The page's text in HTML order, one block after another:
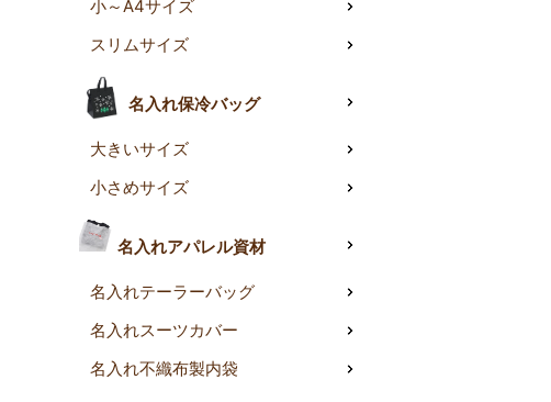
小～A4サイズ
スリムサイズ
名入れ保冷バッグ
大きいサイズ
小さめサイズ
名入れアパレル資材
名入れテーラーバッグ
名入れスーツカバー
名入れ不織布製内袋